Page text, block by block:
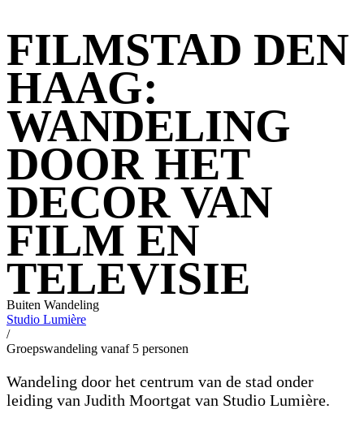
FILMSTAD DEN
HAAG:
WANDELING
DOOR HET
DECOR VAN
FILM EN
TELEVISIE
Buiten Wandeling
Studio Lumière
/
Groepswandeling vanaf 5 personen
Wandeling door het centrum van de stad onder
leiding van Judith Moortgat van Studio Lumière.